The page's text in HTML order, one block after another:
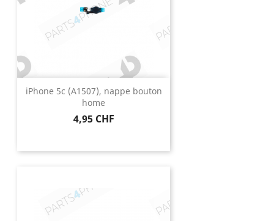
iPhone 5c (A1507), nappe bouton
home
Prix
4,95 CHF